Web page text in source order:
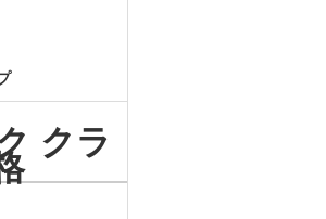
クラ